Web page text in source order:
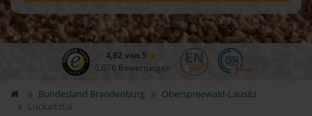
4,92 von 5
5.076 Bewertungen
Bundesland Brandenburg
Oberspreewald-Lausitz
Luckaitztal